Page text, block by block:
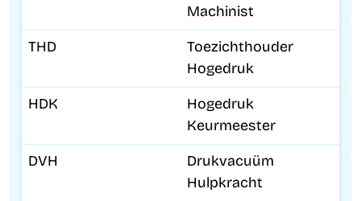
Machinist
THD
Toezichthouder
Hogedruk
HDK
Hogedruk
Keurmeester
DVH
Drukvacuüm
Hulpkracht